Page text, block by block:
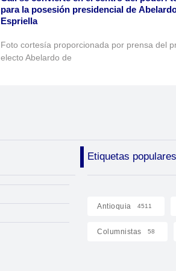
para la posesión presidencial de
Espriella
Foto cortesía proporcionada por prensa del
electo Abelardo de
Etiquetas populares
Antioquia 4511
Columnistas 58